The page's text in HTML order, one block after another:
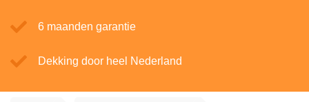
6 maanden garantie
Dekking door heel Nederland